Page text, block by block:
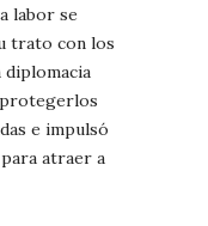
labor se
trato con los
protegerlos
e impulsó
atraer a